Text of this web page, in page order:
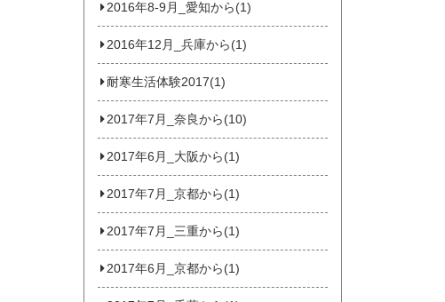
2016年8-9月_愛知から(1)
2016年12月_兵庫から(1)
耐寒生活体験2017(1)
2017年7月_奈良から(10)
2017年6月_大阪から(1)
2017年7月_京都から(1)
2017年7月_三重から(1)
2017年6月_京都から(1)